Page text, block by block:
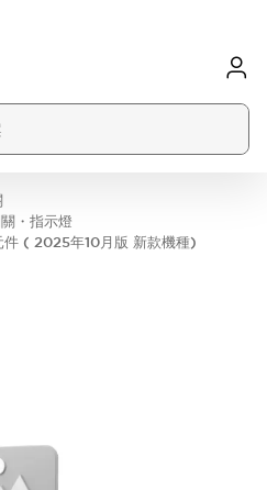
・指示燈
( 2025年10月版 新款機種)